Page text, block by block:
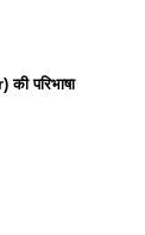
परिभाषा